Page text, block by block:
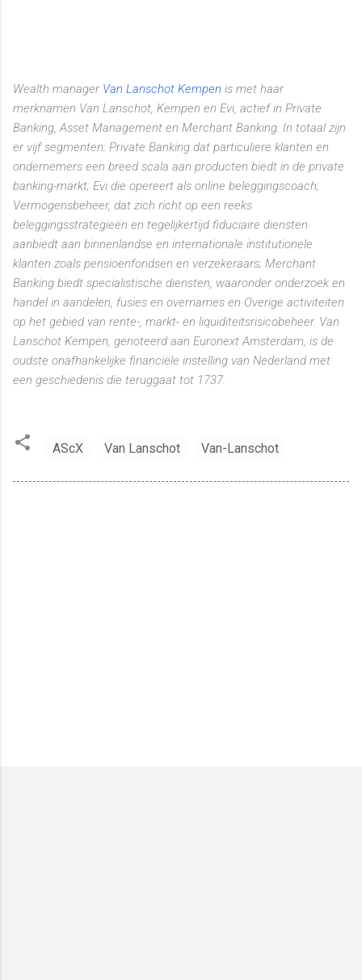
Wealth manager Van Lanschot Kempen is met haar
merknamen Van Lanschot, Kempen en Evi, actief in Private
Banking, Asset Management en Merchant Banking. In totaal zijn
er vijf segmenten: Private Banking dat particuliere klanten en
ondernemers een breed scala aan producten biedt in de private
banking-markt; Evi die opereert als online beleggingscoach;
Vermogensbeheer, dat zich richt op een reeks
beleggingsstrategieën en tegelijkertijd fiduciaire diensten
aanbiedt aan binnenlandse en internationale institutionele
klanten zoals pensioenfondsen en verzekeraars; Merchant
Banking biedt specialistische diensten, waaronder onderzoek en
handel in aandelen, fusies en overnames en Overige activiteiten
op het gebied van rente-, markt- en liquiditeitsrisicobeheer. Van
Lanschot Kempen, genoteerd aan Euronext Amsterdam, is de
oudste onafhankelijke financiële instelling van Nederland met
een geschiedenis die teruggaat tot 1737.
AScX Van Lanschot Van-Lanschot